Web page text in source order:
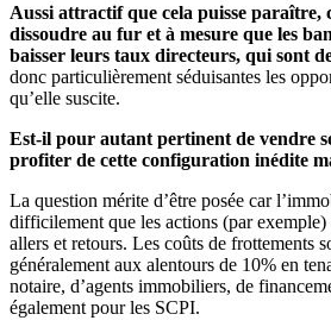
Aussi attractif que cela puisse paraître,
dissoudre au fur et à mesure que les
baisser leurs taux directeurs, qui sont
donc particulièrement séduisantes les
qu’elle suscite.
Est-il pour autant pertinent de vendre
profiter de cette configuration inédite
La question mérite d’être posée car
difficilement que les actions (par exemple)
allers et retours. Les coûts de frottements
généralement aux alentours de 10% en
notaire, d’agents immobiliers, de
également pour les SCPI.